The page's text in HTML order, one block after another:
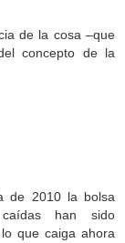
de la cosa –que
concepto de la
de 2010 la bolsa
han sido
que caiga ahora